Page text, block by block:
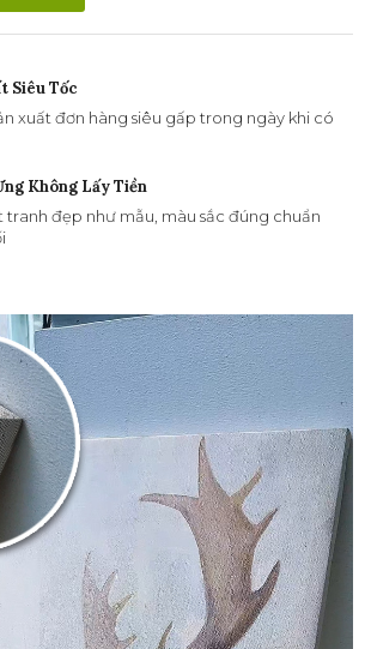
Siêu Tốc
xuất đơn hàng siêu gấp trong ngày khi có
Không Lấy Tiền
tranh đẹp như mẫu, màu sắc đúng chuẩn